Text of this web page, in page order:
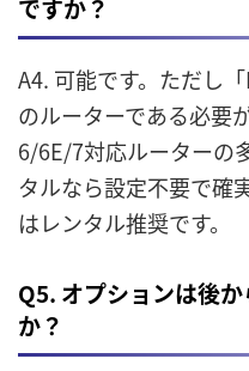
ですか？
A4. 可能です。ただし「
のルーターである必要
6/6E/7対応ルーターの
タルなら設定不要で確
はレンタル推奨です。
Q5. オプションは後
か？